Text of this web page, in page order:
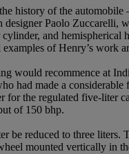
history of the
Paolo
and
of Henry’s work
would recommence at
had made a
the regulated five-
of 150 bhp.
be reduced to three
mounted vertically in